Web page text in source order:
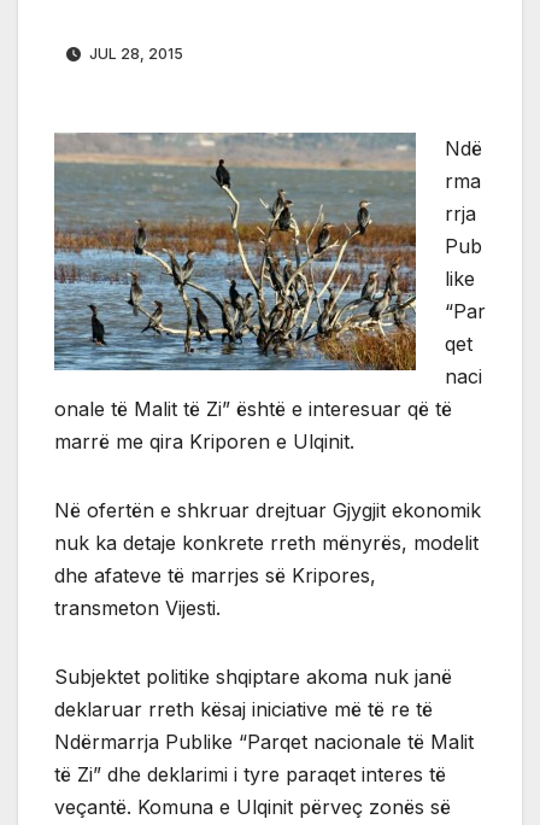
JUL 28, 2015
Ndë
rma
rrja
Pub
like
“Par
qet
naci
onale të Malit të Zi” është e interesuar që të
marrë me qira Kriporen e Ulqinit.
Në ofertën e shkruar drejtuar Gjygjit ekonomik
nuk ka detaje konkrete rreth mënyrës, modelit
dhe afateve të marrjes së Kripores,
transmeton Vijesti.
Subjektet politike shqiptare akoma nuk janë
deklaruar rreth kësaj iniciative më të re të
Ndërmarrja Publike “Parqet nacionale të Malit
të Zi” dhe deklarimi i tyre paraqet interes të
veçantë. Komuna e Ulqinit përveç zonës së